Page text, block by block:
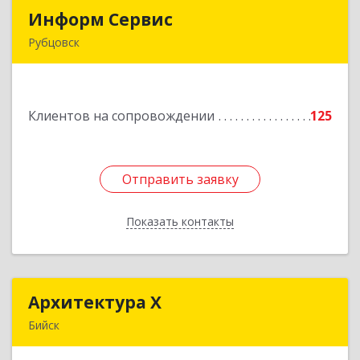
Информ Сервис
Рубцовск
Клиентов на сопровождении 125
Отправить заявку
Показать контакты
Подробнее
Отправить заявку
Назад
Архитектура Х
Бийск